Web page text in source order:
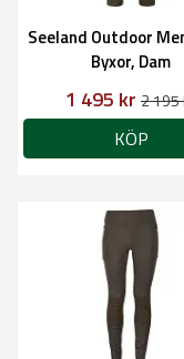
Seeland Outdoor
Byxor, Dam
1 495 kr 2 195
KÖP